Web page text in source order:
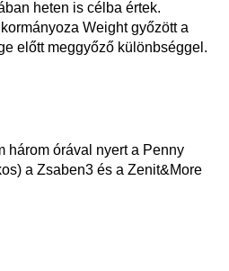
heten is célba értek.
Weight győzött a
előtt meggyőző különbséggel.
három órával nyert a Penny
a Zsaben3 és a Zenit&More